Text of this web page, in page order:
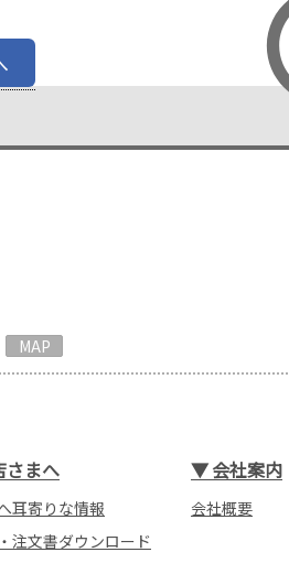
MAP
さまへ
耳寄りな情報
注文書ダウンロード
▼会社案内
会社概要